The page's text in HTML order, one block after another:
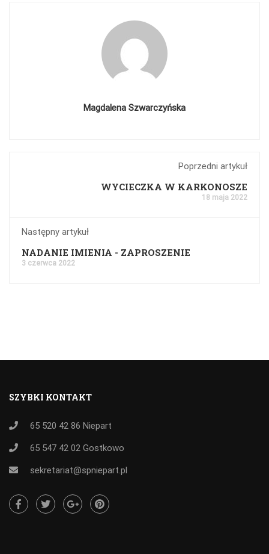
Magdalena Szwarczyńska
Poprzedni artykuł
WYCIECZKA W KARKONOSZE
18 maja 2022
Następny artykuł
NADANIE IMIENIA - ZAPROSZENIE
3 czerwca 2022
SZYBKI KONTAKT
65 520 42 86 Niepart
65 547 42 02 Gostkowo
sekretariat@spniepart.pl